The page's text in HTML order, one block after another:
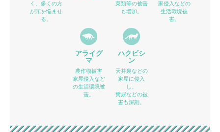
く、多くの方
が頭を悩ませ
る。
菜類等の被害
も増加。
家侵入などの
生活環境被
害。
アライグ
マ
農作物被害
家屋侵入など
の生活環境被
害。
ハクビシ
ン
天井裏などの
家屋に侵入
し、
糞尿などの被
害も深刻。